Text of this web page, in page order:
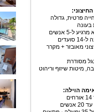
פרטית, גדולה
בעונה
ל-5 אנשים
סועדים
מאובזר + מקרר
מסודרת
מיטות שיזוף וריהוט
הוילה:
אנשים